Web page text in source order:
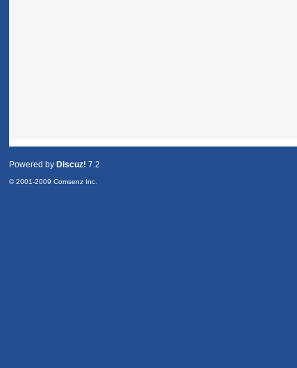
Powered by Discuz! 7.2
© 2001-2009Comsenz Inc.